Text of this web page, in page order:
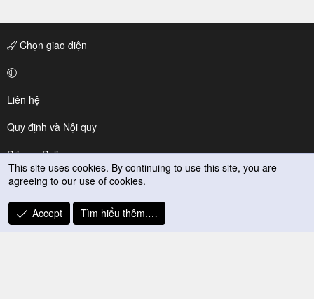
Chọn giao diện
Liên hệ
Quy định và Nội quy
Privacy Policy
Trợ giúp
R
S
This site uses cookies. By continuing to use this site, you are
agreeing to our use of cookies.
Accept Tìm hiểu thêm.…